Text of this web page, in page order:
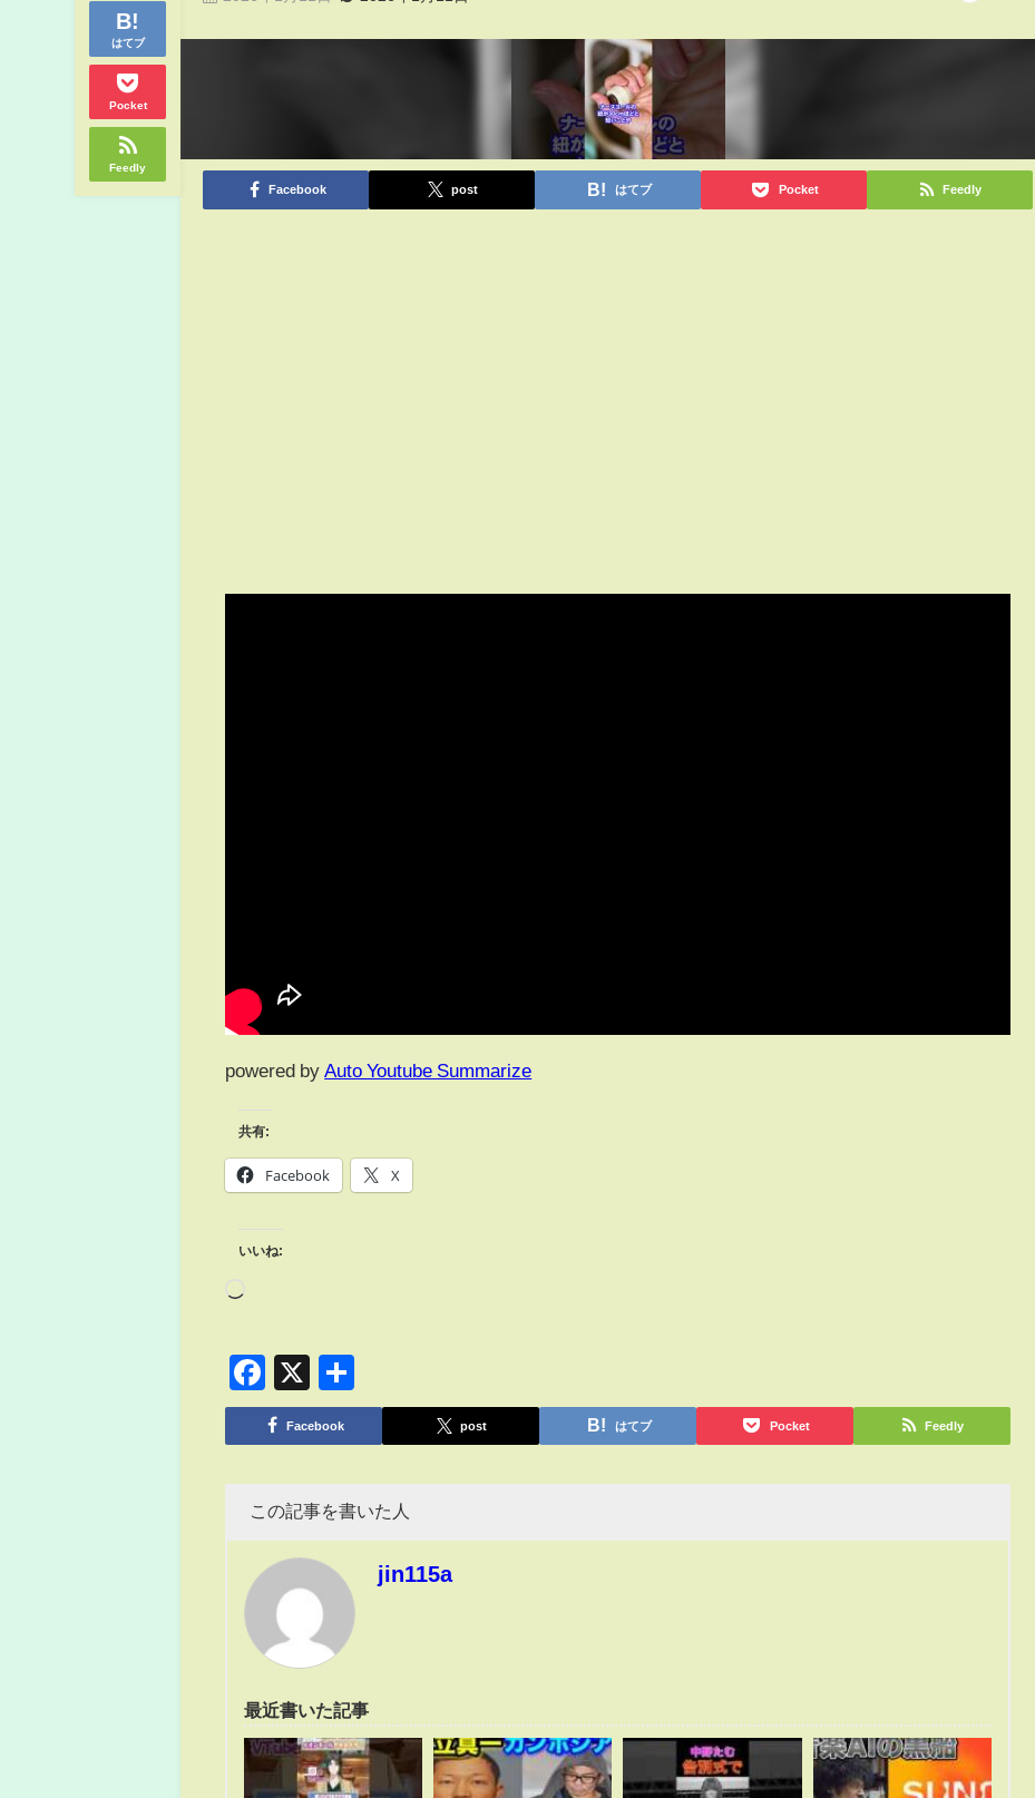
はてブ
Pocket
Feedly
Facebook post はてブ Pocket Feedly
powered by Auto Youtube Summarize
共有:
Facebook X
いいね:
Facebook
X
有
Facebook post はてブ Pocket Feedly
この記事を書いた人
jin115a
最近書いた記事